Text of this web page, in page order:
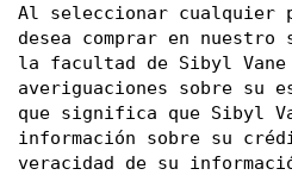
Al seleccionar cualquier
desea comprar en
la facultad de Sibyl
averiguaciones sobre su
que significa que Sibyl
información sobre su
veracidad de su